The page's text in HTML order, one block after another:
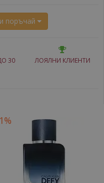
поръчай
30
ЛОЯЛНИ КЛИЕНТИ